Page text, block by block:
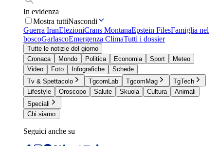
In evidenza
Mostra tuttiNascondi
Guerra IranElezioniCrans MontanaEpstein FilesFamiglia nel
boscoGarlascoEmergenza ClimaTutti i dossier
Tutte le notizie del giorno
Cronaca
Mondo Politica Economia Sport
Meteo
Video
Foto Infografiche
Schede
Tv & Spettacolo
TgcomLab TgcomMag
TgTech
Lifestyle
Oroscopo Salute Skuola Cultura
Animali
Speciali
Chi siamo
Seguici anche su